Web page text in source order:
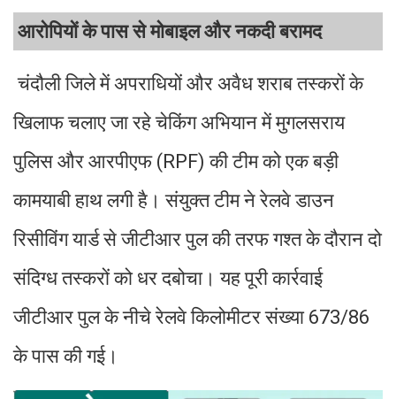
आरोपियों के पास से मोबाइल और नकदी बरामद
चंदौली जिले में अपराधियों और अवैध शराब तस्करों के
खिलाफ चलाए जा रहे चेकिंग अभियान में मुगलसराय
पुलिस और आरपीएफ (RPF) की टीम को एक बड़ी
कामयाबी हाथ लगी है। संयुक्त टीम ने रेलवे डाउन
रिसीविंग यार्ड से जीटीआर पुल की तरफ गश्त के दौरान दो
संदिग्ध तस्करों को धर दबोचा। यह पूरी कार्रवाई
जीटीआर पुल के नीचे रेलवे किलोमीटर संख्या 673/86
के पास की गई।